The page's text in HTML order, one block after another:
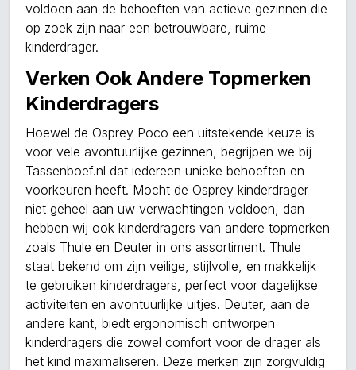
voldoen aan de behoeften van actieve gezinnen die
op zoek zijn naar een betrouwbare, ruime
kinderdrager.
Verken Ook Andere Topmerken
Kinderdragers
Hoewel de Osprey Poco een uitstekende keuze is
voor vele avontuurlijke gezinnen, begrijpen we bij
Tassenboef.nl dat iedereen unieke behoeften en
voorkeuren heeft. Mocht de Osprey kinderdrager
niet geheel aan uw verwachtingen voldoen, dan
hebben wij ook kinderdragers van andere topmerken
zoals Thule en Deuter in ons assortiment. Thule
staat bekend om zijn veilige, stijlvolle, en makkelijk
te gebruiken kinderdragers, perfect voor dagelijkse
activiteiten en avontuurlijke uitjes. Deuter, aan de
andere kant, biedt ergonomisch ontworpen
kinderdragers die zowel comfort voor de drager als
het kind maximaliseren. Deze merken zijn zorgvuldig